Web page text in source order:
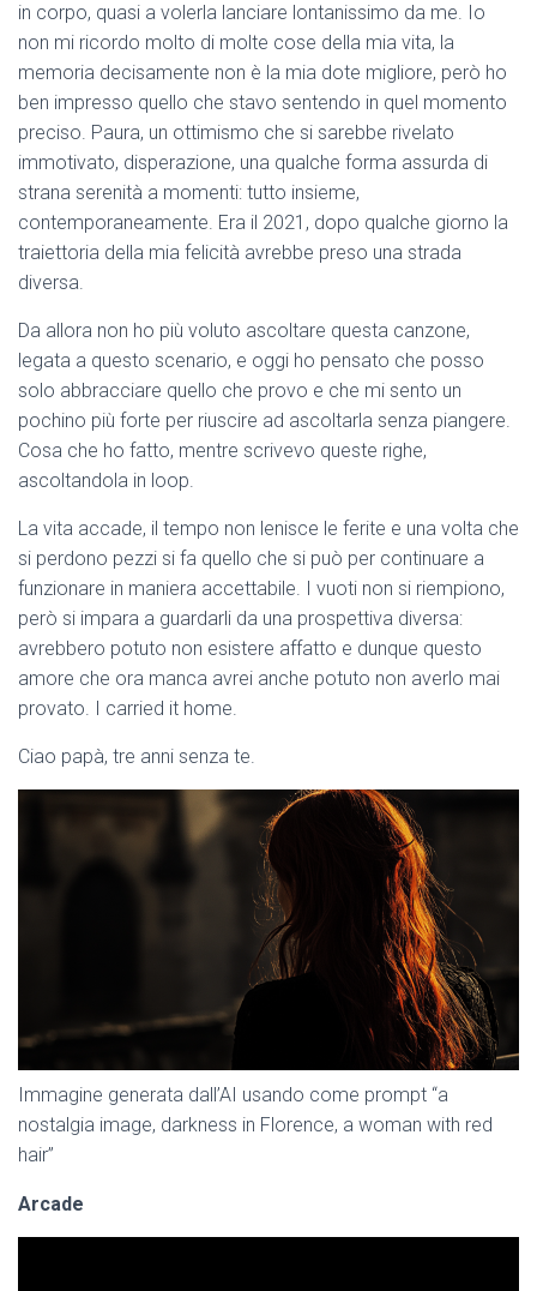
in corpo, quasi a volerla lanciare lontanissimo da me. Io
non mi ricordo molto di molte cose della mia vita, la
memoria decisamente non è la mia dote migliore, però ho
ben impresso quello che stavo sentendo in quel momento
preciso. Paura, un ottimismo che si sarebbe rivelato
immotivato, disperazione, una qualche forma assurda di
strana serenità a momenti: tutto insieme,
contemporaneamente. Era il 2021, dopo qualche giorno la
traiettoria della mia felicità avrebbe preso una strada
diversa.
Da allora non ho più voluto ascoltare questa canzone,
legata a questo scenario, e oggi ho pensato che posso
solo abbracciare quello che provo e che mi sento un
pochino più forte per riuscire ad ascoltarla senza piangere.
Cosa che ho fatto, mentre scrivevo queste righe,
ascoltandola in loop.
La vita accade, il tempo non lenisce le ferite e una volta che
si perdono pezzi si fa quello che si può per continuare a
funzionare in maniera accettabile. I vuoti non si riempiono,
però si impara a guardarli da una prospettiva diversa:
avrebbero potuto non esistere affatto e dunque questo
amore che ora manca avrei anche potuto non averlo mai
provato. I carried it home.
Ciao papà, tre anni senza te.
Immagine generata dall’AI usando come prompt “a
nostalgia image, darkness in Florence, a woman with red
hair”
Arcade